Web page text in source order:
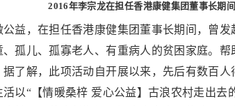
2016年李宗龙在担任香港康健集团董事长期
公益，在担任香港康健集团董事长期间，曾
孤儿、孤寡老人、有重病人的贫困家庭。
了解，此项活动自开展以来，先后有数百
以“【情暖桑梓 爱心公益】古浪农村走出